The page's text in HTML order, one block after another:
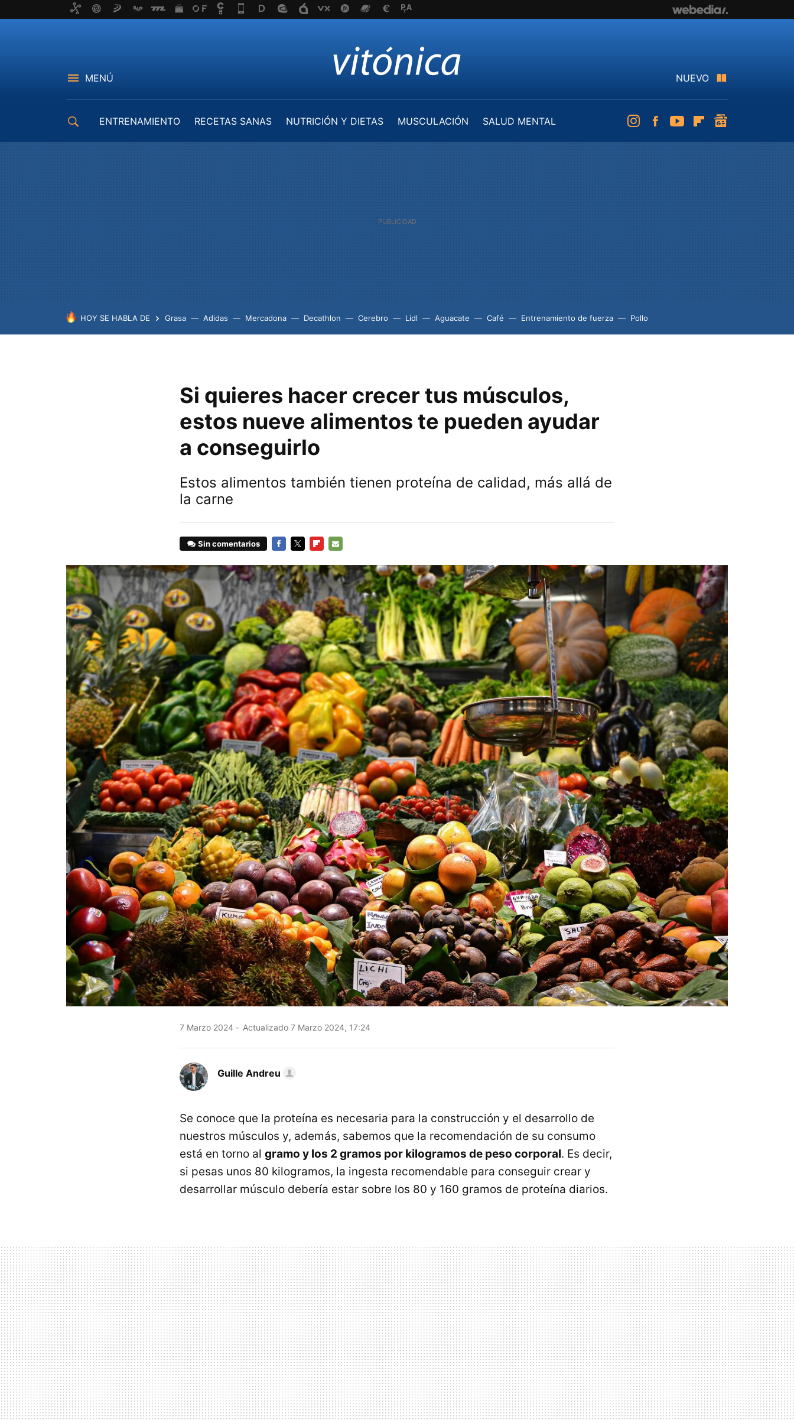
MENÚ NUEVO
ENTRENAMIENTO RECETAS SANAS NUTRICIÓN Y DIETAS MUSCULACIÓN
SALUD MENTAL
InstagramFacebookYoutubeFlipboard
HOY SE HABLA DE Grasa Adidas Mercadona Decathlon Cerebro Lidl Aguacate Café Entrenamiento de fuerza Pollo
Si quieres hacer crecer tus músculos,
estos nueve alimentos te pueden ayudar
a conseguirlo
Estos alimentos también tienen proteína de calidad, más allá de
la carne
Sin comentarios
MAIL
7 Marzo 2024 Actualizado 7 Marzo 2024, 17:24
Guille Andreu
Se conoce que la proteína es necesaria para la construcción y el desarrollo de
nuestros músculos y, además, sabemos que la recomendación de su consumo
está en torno al gramo y los 2 gramos por kilogramos de peso corporal. Es decir,
si pesas unos 80 kilogramos, la ingesta recomendable para conseguir crear y
desarrollar músculo debería estar sobre los 80 y 160 gramos de proteína diarios.